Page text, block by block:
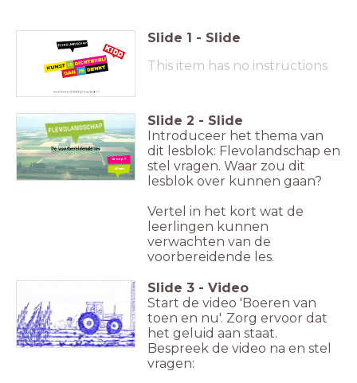
Slide 1 - Slide
This item has no instructions
Groep 7
45 min.
Slide 2 - Slide
Introduceer het thema van
dit lesblok: Flevolandschap en
stel vragen. Waar zou dit
lesblok over kunnen gaan?
Vertel in het kort wat de
leerlingen kunnen
verwachten van de
voorbereidende les.
Slide 3 - Video
Start de video 'Boeren van
toen en nu'. Zorg ervoor dat
het geluid aan staat.
Bespreek de video na en stel
vragen: